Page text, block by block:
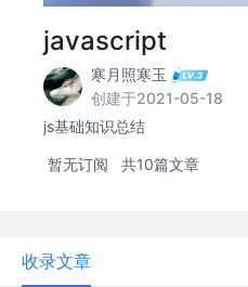
javascript
寒月照寒玉
创建于2021-05-18
js基础知识总结
暂无订阅 共10篇文章
收录文章